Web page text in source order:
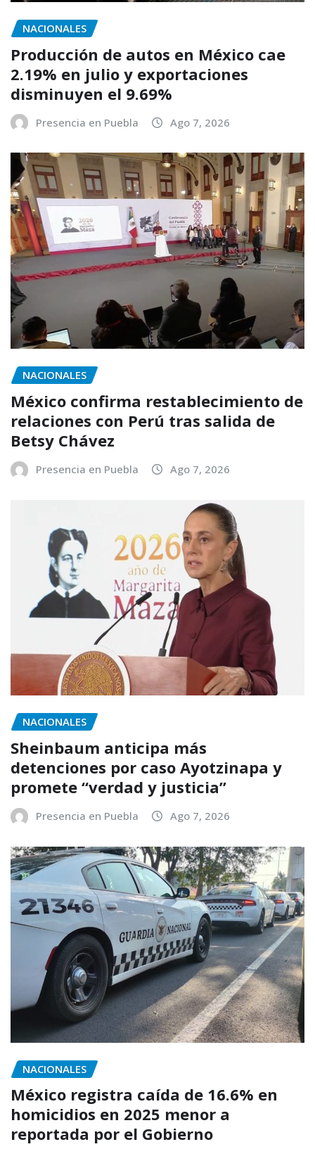
NACIONALES
Producción de autos en México cae
2.19% en julio y exportaciones
disminuyen el 9.69%
Presencia en Puebla Ago 7, 2026
NACIONALES
México confirma restablecimiento de
relaciones con Perú tras salida de
Betsy Chávez
Presencia en Puebla Ago 7, 2026
NACIONALES
Sheinbaum anticipa más
detenciones por caso Ayotzinapa y
promete “verdad y justicia”
Presencia en Puebla Ago 7, 2026
NACIONALES
México registra caída de 16.6% en
homicidios en 2025 menor a
reportada por el Gobierno